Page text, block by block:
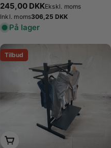
gondol. Bundhylde
Normalpris
245,00 DKKEkskl. moms
Inkl. momsNormalpris
306,25 DKK
På lager
Tilbud
Læg i kurv